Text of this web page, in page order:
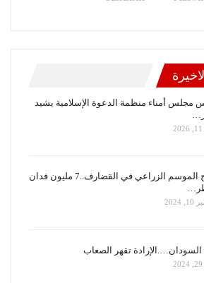
مجلس أمناء منظمة الدعوة الإسلامية يشيد
نجاح الموسم الزراعي في القضارف..7 مليون فدان
السودان….الإرادة تقهر الصعاب